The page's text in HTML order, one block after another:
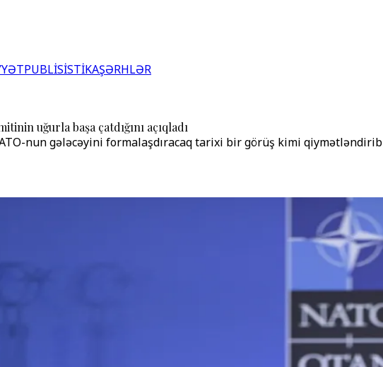
PUBLİSİSTİKAŞƏRHLƏR
uğurla başa çatdığını açıqladı
nun gələcəyini formalaşdıracaq tarixi bir görüş kimi qiymətləndirib